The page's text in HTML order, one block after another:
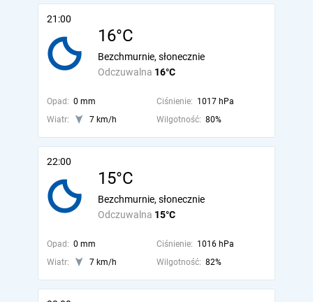
21:00
16°C
Odczuwalna 16°C
Bezchmurnie, słonecznie
Opad: 0 mm Ciśnienie: 1017 hPa
Wiatr:
7 km/h Wilgotność: 80%
22:00
15°C
Odczuwalna 15°C
Bezchmurnie, słonecznie
Opad: 0 mm Ciśnienie: 1016 hPa
Wiatr:
7 km/h Wilgotność: 82%